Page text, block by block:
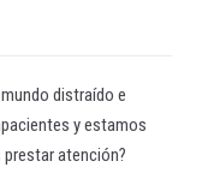
distraído e
y estamos
atención?